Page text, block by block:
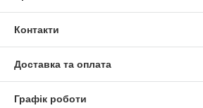
Контакти
Доставка та оплата
Графік роботи